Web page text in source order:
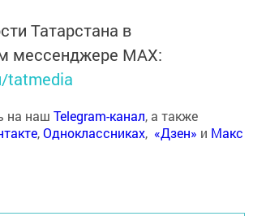
Татарстана в
мессенджере MАХ:
tatmedia
на наш Telegram-канал, а также
,Одноклассниках, «Дзен» и Макс